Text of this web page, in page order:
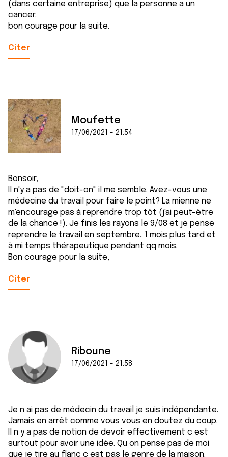
(dans certaine entreprise) que la personne a un
cancer.
bon courage pour la suite.
Citer
Moufette
17/06/2021 - 21:54
Bonsoir,
Il n'y a pas de "doit-on" il me semble. Avez-vous une
médecine du travail pour faire le point? La mienne ne
m'encourage pas à reprendre trop tôt (j'ai peut-être
de la chance !). Je finis les rayons le 9/08 et je pense
reprendre le travail en septembre, 1 mois plus tard et
à mi temps thérapeutique pendant qq mois.
Bon courage pour la suite,
Citer
Riboune
17/06/2021 - 21:58
Je n ai pas de médecin du travail je suis indépendante.
Jamais en arrêt comme vous vous en doutez du coup.
Il n y a pas de notion de devoir effectivement c est
surtout pour avoir une idée. Qu on pense pas de moi
que je tire au flanc c est pas le genre de la maison.